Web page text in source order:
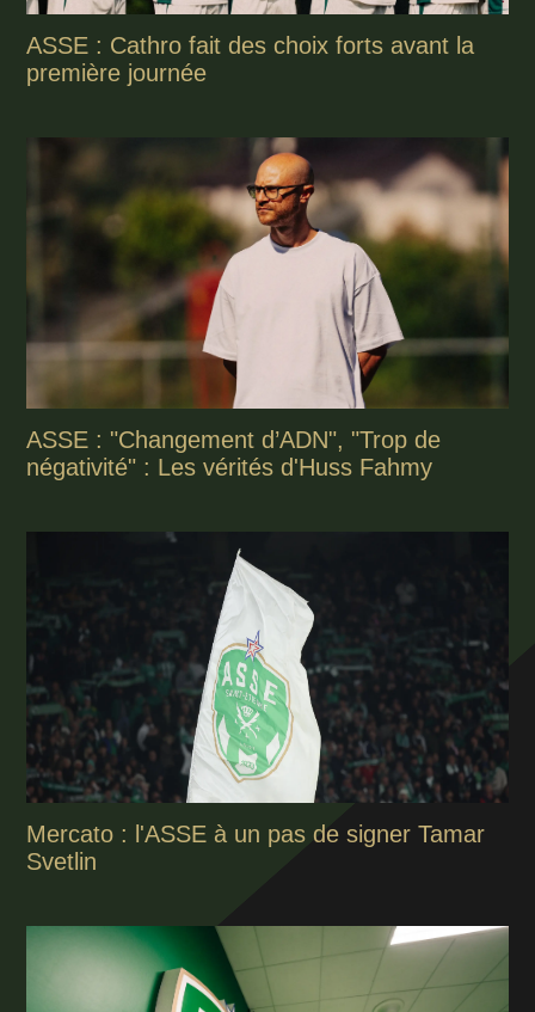
ASSE : Cathro fait des choix forts avant la
première journée
ASSE : "Changement d’ADN", "Trop de
négativité" : Les vérités d'Huss Fahmy
Mercato : l'ASSE à un pas de signer Tamar
Svetlin